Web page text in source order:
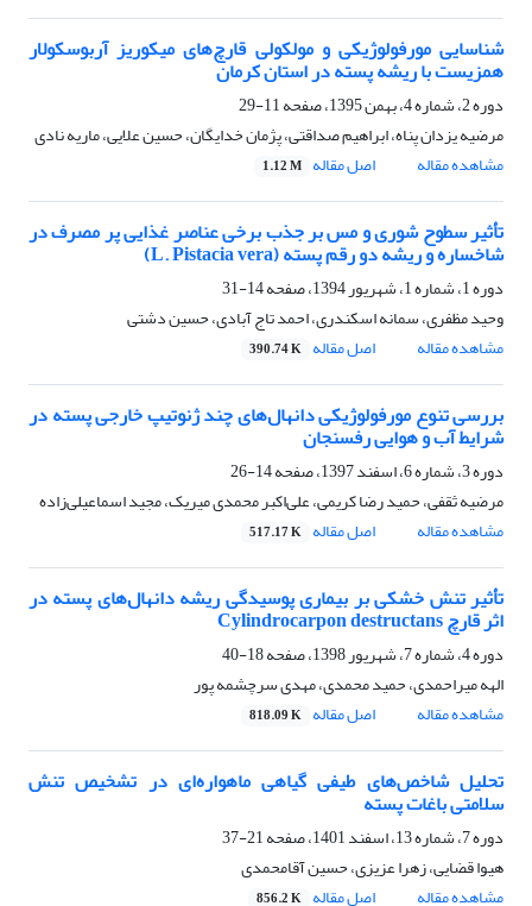
شناسایی مورفولوژیکی و مولکولی قارچ‌های میکوریز آربوسکولار
همزیست با ریشه پسته در استان کرمان
دوره 2، شماره 4، بهمن 1395، صفحه
11-29
مرضیه یزدان پناه، ابراهیم صداقتی، پژمان خدایگان، حسین علایی، ماریه نادی
مشاهده مقاله
اصل مقاله 1.12 M
تأثیر سطوح شوری و مس بر جذب برخی عناصر غذایی پر مصرف در
شاخساره و ریشه دو رقم پسته (L. Pistacia vera)
دوره 1، شماره 1، شهریور 1394، صفحه
14-31
وحید مظفری، سمانه اسکندری، احمد تاج آبادی، حسین دشتی
مشاهده مقاله
اصل مقاله 390.74 K
بررسی تنوع مورفولوژیکی دانهال‌های چند ژنوتیپ خارجی پسته در
شرایط آب و هوایی رفسنجان
دوره 3، شماره 6، اسفند 1397، صفحه
14-26
مرضیه ثقفی، حمید رضا کریمی، علی‌اکبر محمدی میریک، مجید اسماعیلی‌زاده
مشاهده مقاله
اصل مقاله 517.17 K
تأثیر تنش خشکی بر بیماری پوسیدگی ریشه دانهال‌های پسته در
اثر قارچ Cylindrocarpon destructans
دوره 4، شماره 7، شهریور 1398، صفحه
18-40
الهه میراحمدی، حمید محمدی، مهدی سرچشمه پور
مشاهده مقاله
اصل مقاله 818.09 K
تحلیل شاخص‌های طیفی گیاهی ماهواره‌ای در تشخیص تنش
سلامتی باغات پسته
دوره 7، شماره 13، اسفند 1401، صفحه
21-37
هیوا قضایی، زهرا عزیزی، حسین آقامحمدی
مشاهده مقاله
اصل مقاله 856.2 K